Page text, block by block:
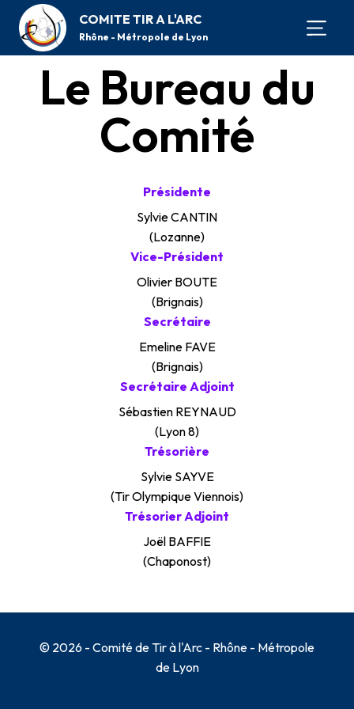
COMITE TIR A L'ARC
Rhône - Métropole de Lyon
Le Bureau du
Comité
Présidente
Sylvie CANTIN
(Lozanne)
Vice-Président
Olivier BOUTE
(Brignais)
Secrétaire
Emeline FAVE
(Brignais)
Secrétaire Adjoint
Sébastien REYNAUD
(Lyon 8)
Trésorière
Sylvie SAYVE
(Tir Olympique Viennois)
Trésorier Adjoint
Joël BAFFIE
(Chaponost)
© 2026 - Comité de Tir à l'Arc - Rhône - Métropole
de Lyon